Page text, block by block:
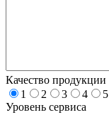
Качество продукции
1
2 3 4
5
Уровень сервиса